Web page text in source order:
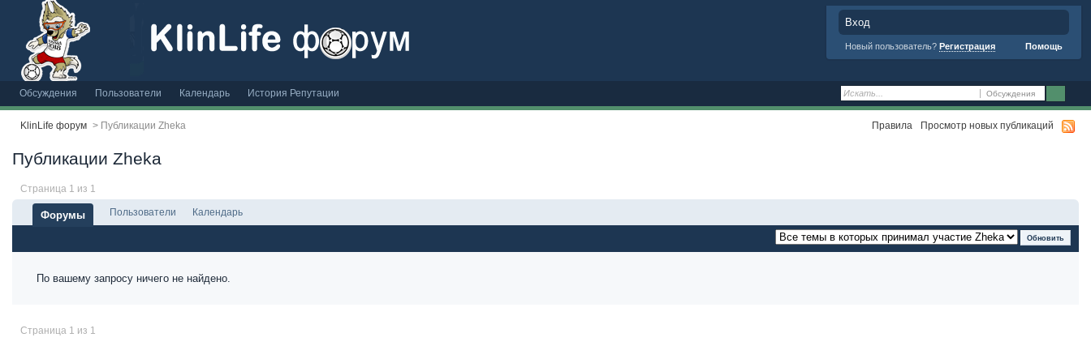
Вход
Новый пользователь? Регистрация Помощь
Обсуждения
Обсуждения Пользователи Календарь История Репутации
KlinLife форум > Публикации Zheka Правила Просмотр новых публикаций
Публикации Zheka
Страница 1 из 1
Форумы Пользователи Календарь
По вашему запросу ничего не найдено.
Страница 1 из 1